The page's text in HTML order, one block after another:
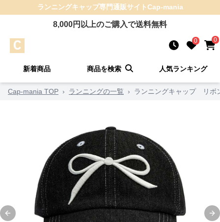
ランニングキャップ専門通販サイトCap-mania
8,000円以上のご購入で送料無料
0 0
新着商品 商品を検索 人気ランキング
Cap-mania TOP › ランニングの一覧 › ランニングキャップ リボ
Previous slide